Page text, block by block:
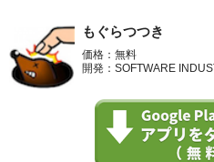
もぐらつつき
価格：無料
開発：SOFTWARE